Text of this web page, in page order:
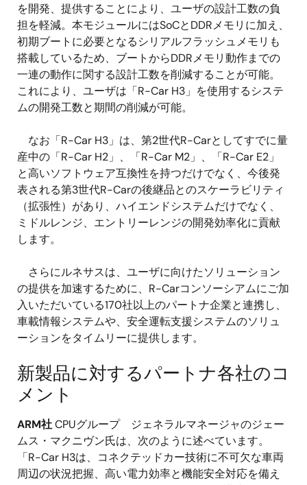
を開発、提供することにより、ユーザの設計工数の負
担を軽減。本モジュールにはSoCとDDRメモリに加え、
初期ブートに必要となるシリアルフラッシュメモリも
搭載しているため、ブートからDDRメモリ動作までの
一連の動作に関する設計工数を削減することが可能。
これにより、ユーザは「R-Car H3」を使用するシステ
ムの開発工数と期間の削減が可能。
なお「R-Car H3」は、第2世代R-Carとしてすでに量
産中の「R-Car H2」、「R-Car M2」、「R-Car E2」
と高いソフトウェア互換性を持つだけでなく、今後発
表される第3世代R-Carの後継品とのスケーラビリティ
（拡張性）があり、ハイエンドシステムだけでなく、
ミドルレンジ、エントリーレンジの開発効率化に貢献
します。
さらにルネサスは、ユーザに向けたソリューション
の提供を加速するために、R-Carコンソーシアムにご加
入いただいている170社以上のパートナ企業と連携し、
車載情報システムや、安全運転支援システムのソリュ
ーションをタイムリーに提供します。
新製品に対するパートナ各社のコ
メント
ARM社CPUグループ ジェネラルマネージャのジェー
ムス・マクニヴン氏は、次のように述べています。
「R-Car H3は、コネクテッドカー技術に不可欠な車両
周辺の状況把握、高い電力効率と機能安全対応を備え